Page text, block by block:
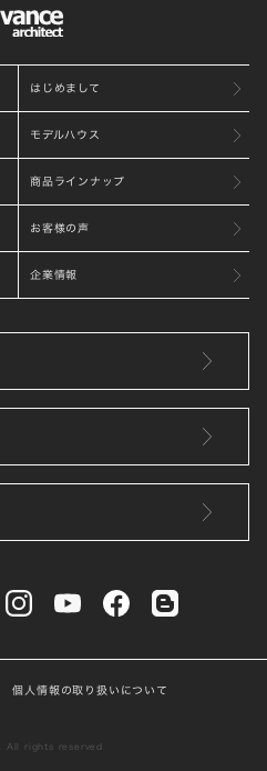
はじめまして
モデルハウス
商品ラインナップ
お客様の声
企業情報
個人情報の取り扱いについて
All rights reserved